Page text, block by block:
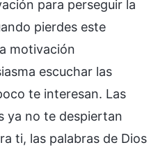
para perseguir la
pierdes este
motivación
escuchar las
te interesan. Las
ya no te despiertan
ti, las palabras de Dios